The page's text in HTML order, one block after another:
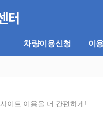
차량이용신청 이
사이트 이용을 더 간편하게!